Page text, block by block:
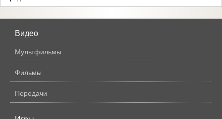
Видео
Мультфильмы
Фильмы
Передачи